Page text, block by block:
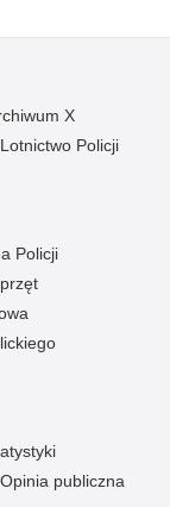
X
Lotnictwo Policji
Policji
Opinia publiczna